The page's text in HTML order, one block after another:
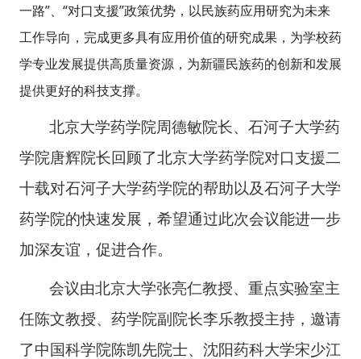
一路” “对口支援”政策优势，以民族药应用研究为未来
工作导向，完成更多具有应用价值的研究成果，为学校药
学专业发展提供高质量资源，为新疆民族药的创新和发展
提供更好的科技支撑。
北京大学药学院周德敏院长、石河子大学药
学院唐辉院长回顾了北京大学药学院对口支援二
十载对石河子大学药学院的帮助以及石河子大学
药学院的快速发展，希望通过此次会议能进一步
加深友谊，促进合作。
会议由北京大学张亮仁教授、重点实验室主
任陈文教授、药学院副院长李乐教授主持，邀请
了中国科学院陈凯先院士、沈阳药科大学宋少江